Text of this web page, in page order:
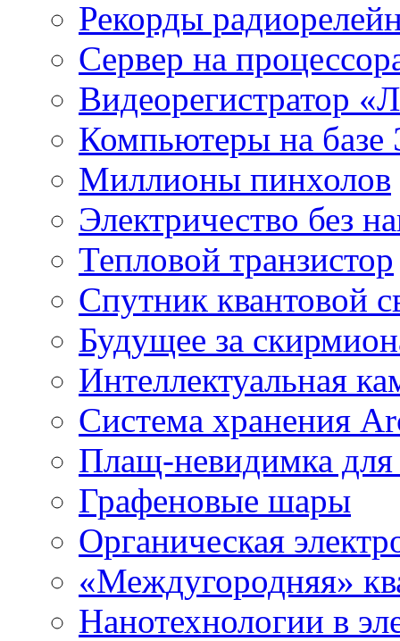
Рекорды
Сервер на
Видеорегистратор
Компьютеры на базе
Миллионы пинхолов
Электричество без
Тепловой транзистор
Спутник квантовой
Будущее за
Интеллектуальная
Система хранения
Плащ-невидимка
Графеновые шары
Органическая
«Междугородняя»
Нанотехнологии в